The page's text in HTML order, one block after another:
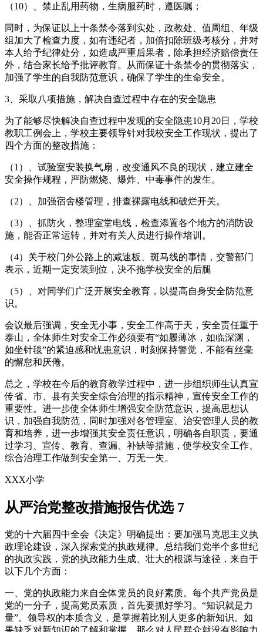
（10）、禁止乱用药物，生病服药时，遵医嘱；
同时，为保证以上十条禁令落到实处，政教处、值周组、年级
组加大了检查力度，如有违纪者，加倍扣除班级考核分，并对
本人给予纪律处分，如造成严重后果者，除承担经济赔偿责任
外，结合家长给予批评教育。从而保证十条禁令的贯彻落实，
加强了学生的自我防范意识，确保了学生的生命安全。
3、采取八项措施，解决自查过程中存在的安全隐患
为了能够尽快解决自查过程中发现的安全隐患10月20日，学校
教职工例会上，学校主要领导针对我校安全工作现状，提出了
四个方面的整改措施：
（1）、试验室安装换气扇，改变通风不良的现状，建立建全
安全操作规程，严防燃烧、爆炸、中毒事件的发生。
（2）、加强宿舍楼管理，排查裸露电线和破烂开关。
（3）、抓防火，整理室堂电线，检查添置各个地方的消防设
施，能否正常运转，并对有关人员进行操作培训。
（4）关于校门外公路上的减速板、斑马线的事情，交警部门
表示，近期一定安装到位，决不拖学校安全的后腿
（5）、对同学们广泛开展安全教育，以提高自身安全防范意
识。
会议最后强调，安全无小事，安全工作高于天，安全责任重于
泰山，全体师生对安全工作必须要有“如履薄冰，如临深渊，
如坐针毯”的紧迫感和忧患意识，时刻保持警觉，不能有丝毫
的懈怠和厌倦。
总之，学校在今后的教育教学过程中，进一步组织师生认真宣
传省、市、县有关安全综合治理的指示精神，宣传安全工作的
重要性。进一步使全体师生增强安全防范意识，提高思想认
识，加强自我防范，同时加强对各管理室、治安管理人员的教
育和培养，进一步增强其安全责任意识，明确各自职责，要通
过学习、宣传、教育、查漏、补缺等措施，使学校安全工作、
综合治理工作做到安全第一、万无一失。
XXX小学
从严治党整改措施报告优选 7
党的十六届四中全会《决定》明确提出：要加强马克思主义执
政理论建设，深入探索党的执政规律。总结我们党半个多世纪
的执政实践，党的执政能力生成、壮大的根源与途径，来自于
以下几个方面：
一、党的执政能力来自全体党员的良好素质。每个共产党员是
党的一分子，提高党员素质，首先要抓好学习。“知识就是力
量”。领导权的本质含义，是掌握着比别人更多的新知识。如
果缺乏对新知识的了解和掌握，那么对人民群众就没有影响力